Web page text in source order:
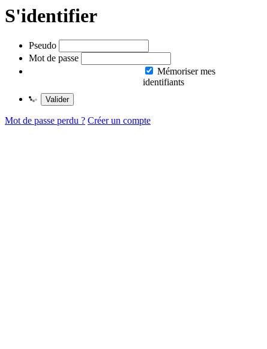
S'identifier
Pseudo
Mot de passe
Mémoriser mes
identifiants
Valider
Mot de passe perdu ? Créer un compte